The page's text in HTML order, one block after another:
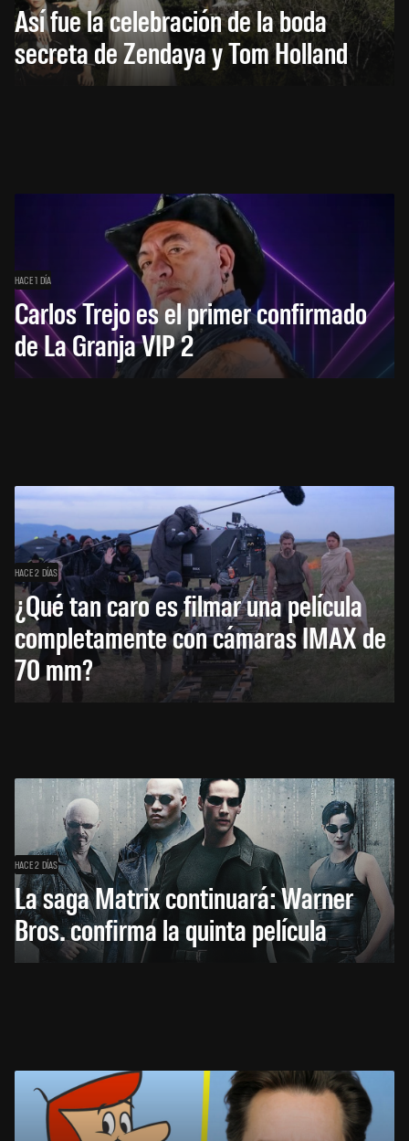
Así fue la celebración de la boda
secreta de Zendaya y Tom Holland
HACE 1 DÍA
Carlos Trejo es el primer confirmado
de La Granja VIP 2
HACE 2 DÍAS
¿Qué tan caro es filmar una película
completamente con cámaras IMAX de
70 mm?
HACE 2 DÍAS
La saga Matrix continuará: Warner
Bros. confirma la quinta película